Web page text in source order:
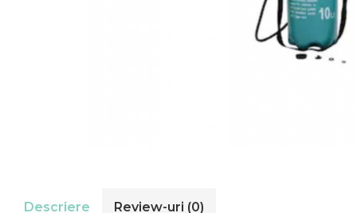
Descriere Review-uri (0)